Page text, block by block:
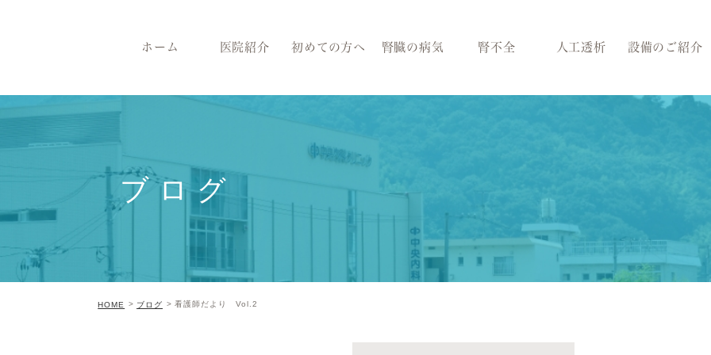
ホーム 医院紹介 初めての方へ 腎臓の病気 腎不全 人工透析 設備のご紹介
ブログ
HOME ブログ 看護師だより Vol.2